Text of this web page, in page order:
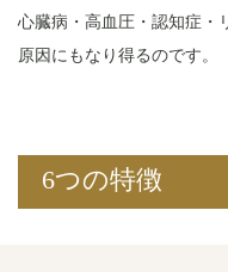
心臓病・高血圧・認知症・
原因にもなり得るのです。
6つの特徴